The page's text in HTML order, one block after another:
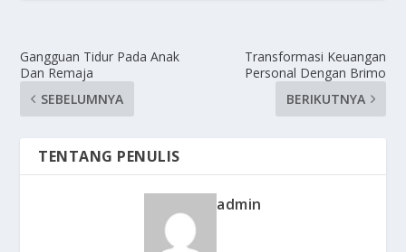
Gangguan Tidur Pada Anak
Dan Remaja
SEBELUMNYA
Transformasi Keuangan
Personal Dengan Brimo
BERIKUTNYA
TENTANG PENULIS
admin